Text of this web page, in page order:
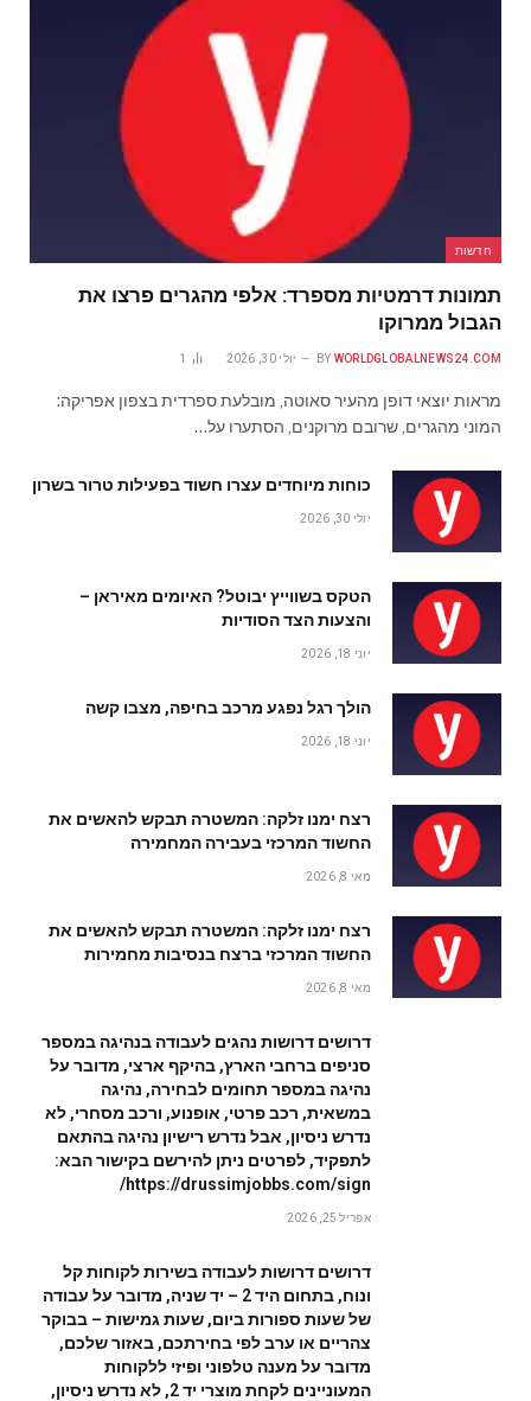
חדשות
תמונות דרמטיות מספרד: אלפי מהגרים פרצו את
הגבול ממרוקו
BY WORLDGLOBALNEWS24.COM יולי 30, 2026 1
מראות יוצאי דופן מהעיר סאוטה, מובלעת ספרדית בצפון אפריקה:
המוני מהגרים, שרובם מרוקנים, הסתערו על…
כוחות מיוחדים עצרו חשוד בפעילות טרור בשרון
יולי 30, 2026
הטקס בשווייץ יבוטל? האיומים מאיראן –
והצעות הצד הסודיות
יוני 18, 2026
הולך רגל נפגע מרכב בחיפה, מצבו קשה
יוני 18, 2026
רצח ימנו זלקה: המשטרה תבקש להאשים את
החשוד המרכזי בעבירה המחמירה
מאי 8, 2026
רצח ימנו זלקה: המשטרה תבקש להאשים את
החשוד המרכזי ברצח בנסיבות מחמירות
מאי 8, 2026
דרושים דרושות נהגים לעבודה בנהיגה במספר
סניפים ברחבי הארץ, בהיקף ארצי, מדובר על
נהיגה במספר תחומים לבחירה, נהיגה
במשאית, רכב פרטי, אופנוע, ורכב מסחרי, לא
נדרש ניסיון, אבל נדרש רישיון נהיגה בהתאם
לתפקיד, לפרטים ניתן להירשם בקישור הבא:
https://drussimjobbs.com/sign/
אפריל 25, 2026
דרושים דרושות לעבודה בשירות לקוחות קל
ונוח, בתחום היד 2 – יד שניה, מדובר על עבודה
של שעות ספורות ביום, שעות גמישות – בבוקר
צהריים או ערב לפי בחירתכם, באזור שלכם,
מדובר על מענה טלפוני ופיזי ללקוחות
המעוניינים לקחת מוצרי יד 2, לא נדרש ניסיון,